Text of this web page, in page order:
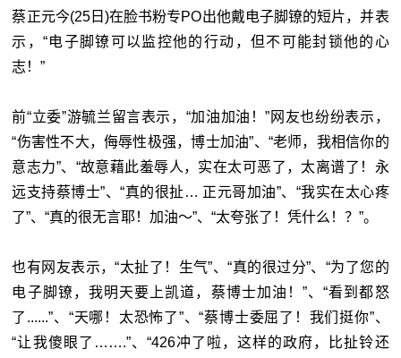
蔡正元今(25日)在脸书粉专PO出他戴电子脚镣的短片，并表
示，“电子脚镣可以监控他的行动，但不可能封锁他的心
志！”
前“立委”游毓兰留言表示，“加油加油！”网友也纷纷表示，
“伤害性不大，侮辱性极强，博士加油”、“老师，我相信你的
意志力”、“故意藉此羞辱人，实在太可恶了，太离谱了！永
远支持蔡博士”、“真的很扯… 正元哥加油”、“我实在太心疼
了”、“真的很无言耶！加油～”、“太夸张了！凭什么！？”。
也有网友表示，“太扯了！生气”、“真的很过分”、“为了您的
电子脚镣，我明天要上凯道，蔡博士加油！”、“看到都怒
了......”、“天哪！太恐怖了”、“蔡博士委屈了！我们挺你”、
“让我傻眼了…….”、“426冲了啦，这样的政府，比扯铃还